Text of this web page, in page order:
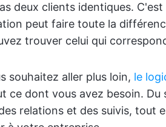
deux clients identiques.
peut faire toute la
trouver celui qui
souhaitez aller plus loin, le
ce dont vous avez besoin. Du
relations et des suivis, tout